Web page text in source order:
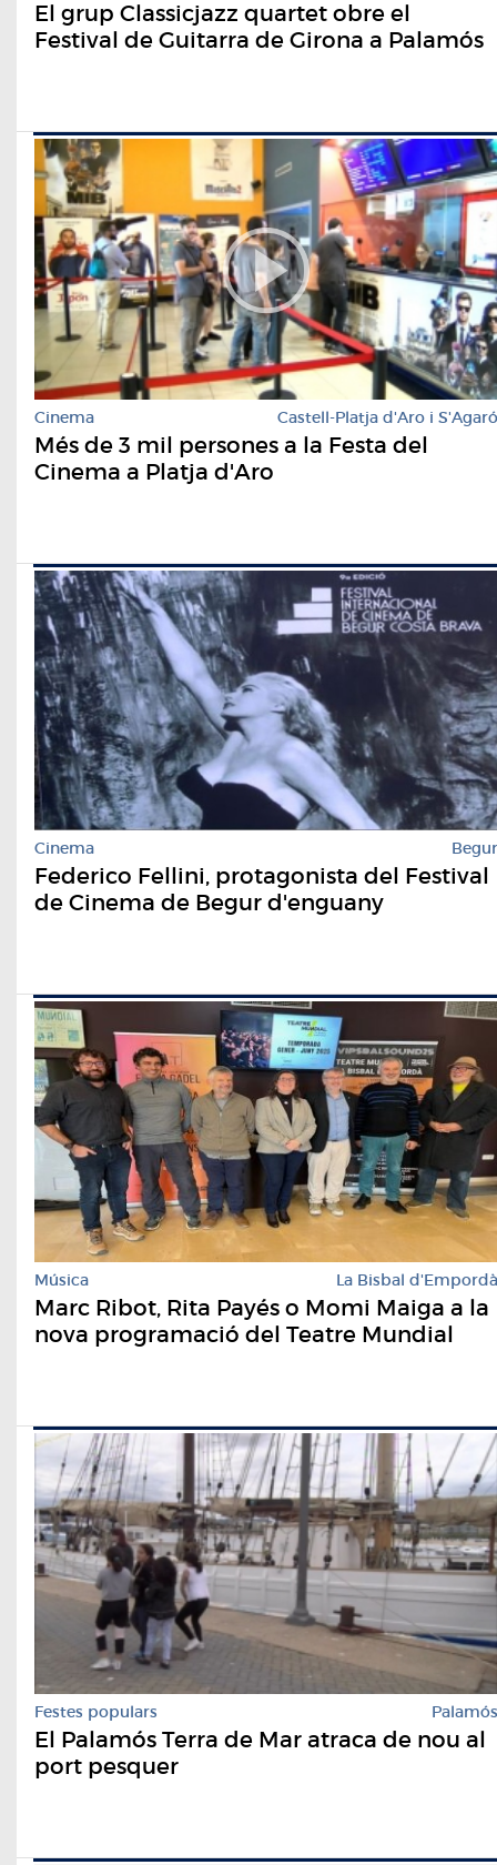
El grup Classicjazz quartet obre el
Festival de Guitarra de Girona a Palamós
Cinema Castell-Platja d'Aro i S'Agaró
Més de 3 mil persones a la Festa del
Cinema a Platja d'Aro
Cinema Begur
Federico Fellini, protagonista del Festival
de Cinema de Begur d'enguany
Música La Bisbal d'Empordà
Marc Ribot, Rita Payés o Momi Maiga a la
nova programació del Teatre Mundial
Festes populars Palamós
El Palamós Terra de Mar atraca de nou al
port pesquer